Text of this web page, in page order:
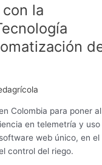
la
Colombia para poner al
en telemetría y uso
web único, en el
control del riego.